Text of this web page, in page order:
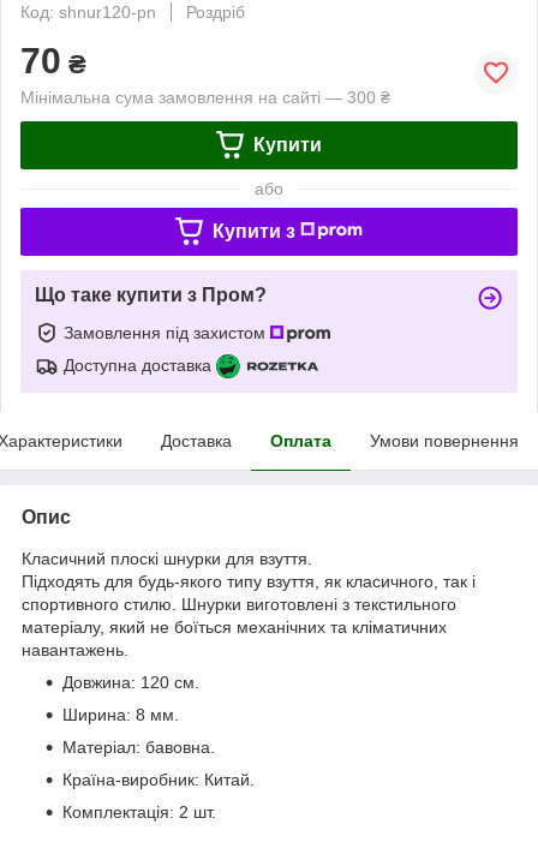
Код: shnur120-pn
Роздріб
70 ₴
Мінімальна сума замовлення на сайті — 300 ₴
Купити
або
Купити з
Що таке купити з Пром?
Замовлення під захистом
Доступна доставка
Доставка Оплата Умови повернення
Опис
Класичний плоскі шнурки для взуття.
Підходять для будь-якого типу взуття, як класичного, так і
спортивного стилю. Шнурки виготовлені з текстильного
матеріалу, який не боїться механічних та кліматичних
навантажень.
Довжина: 120 см.
Ширина: 8 мм.
Матеріал: бавовна.
Країна-виробник: Китай.
Комплектація: 2 шт.